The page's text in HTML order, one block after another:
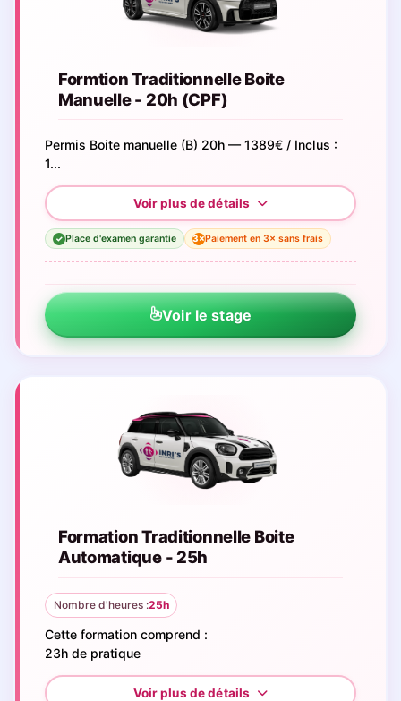
Formtion Traditionnelle Boite
Manuelle - 20h (CPF)
Permis Boite manuelle (B) 20h — 1389€ / Inclus :
1...
✓ Place d'examen garantie 3×Paiement en 3× sans frais
Voir le stage
Formation Traditionnelle Boite
Automatique - 25h
Nombre d'heures :25h
Cette formation comprend :
23h de pratique